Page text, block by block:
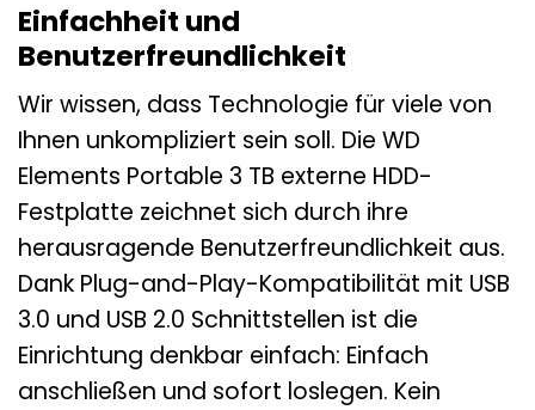
Einfachheit und
Benutzerfreundlichkeit
Wir wissen, dass Technologie für viele von
Ihnen unkompliziert sein soll. Die WD
Elements Portable 3 TB externe HDD-
Festplatte zeichnet sich durch ihre
herausragende Benutzerfreundlichkeit aus.
Dank Plug-and-Play-Kompatibilität mit USB
3.0 und USB 2.0 Schnittstellen ist die
Einrichtung denkbar einfach: Einfach
anschließen und sofort loslegen. Kein